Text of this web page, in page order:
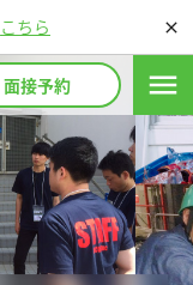
こちら close
面接予約 menu